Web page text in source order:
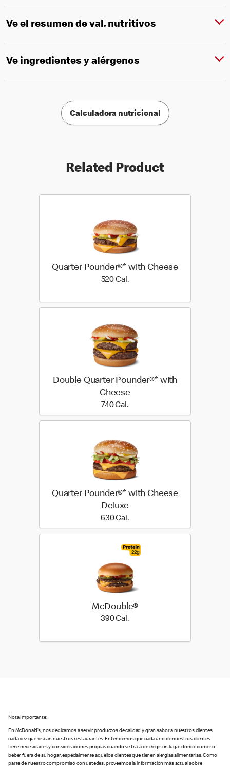
Ve el resumen de val. nutritivos
Ve ingredientes y alérgenos
Calculadora nutricional
Related Product
Quarter Pounder®* with Cheese
520 Cal.520 Cal.
Double Quarter Pounder®* with
Cheese
740 Cal.740 Cal.
Quarter Pounder®* with Cheese
Deluxe
630 Cal.630 Cal.
McDouble®
390 Cal.390 Cal.
Nota Importante:
En McDonald’s, nos dedicamos a servir productos de calidad y gran sabor a nuestros clientes
cada vez que visitan nuestros restaurantes. Entendemos que cada uno de nuestros clientes
tiene necesidades y consideraciones propias cuando se trata de elegir un lugar donde comer o
beber fuera de su hogar, especialmente aquellos clientes que tienen alergias alimentarias. Como
parte de nuestro compromiso con ustedes, proveemos la información más actual sobre